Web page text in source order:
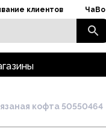
клиентов ЧаВо
кофта 50550464